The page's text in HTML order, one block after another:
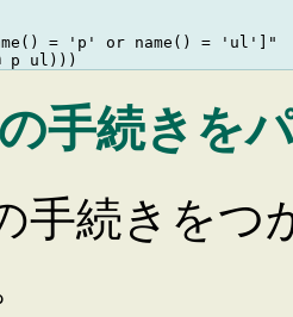
= 'p' or name() = 'ul']"
手続きを
手続きをつ